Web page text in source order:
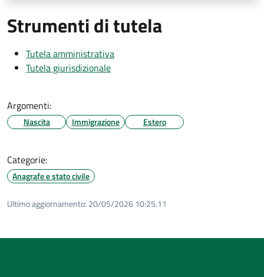
Strumenti di tutela
Tutela amministrativa
Tutela giurisdizionale
Argomenti:
Nascita Immigrazione Estero
Categorie:
Anagrafe e stato civile
Ultimo aggiornamento: 20/05/2026 10:25.11